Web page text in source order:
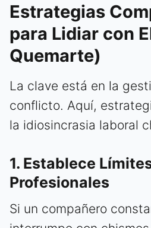
Estrategias
para Lidiar con
Quemarte)
La clave está en la
conflicto. Aquí,
la idiosincrasia laboral
1. Establece
Profesionales
Si un compañero